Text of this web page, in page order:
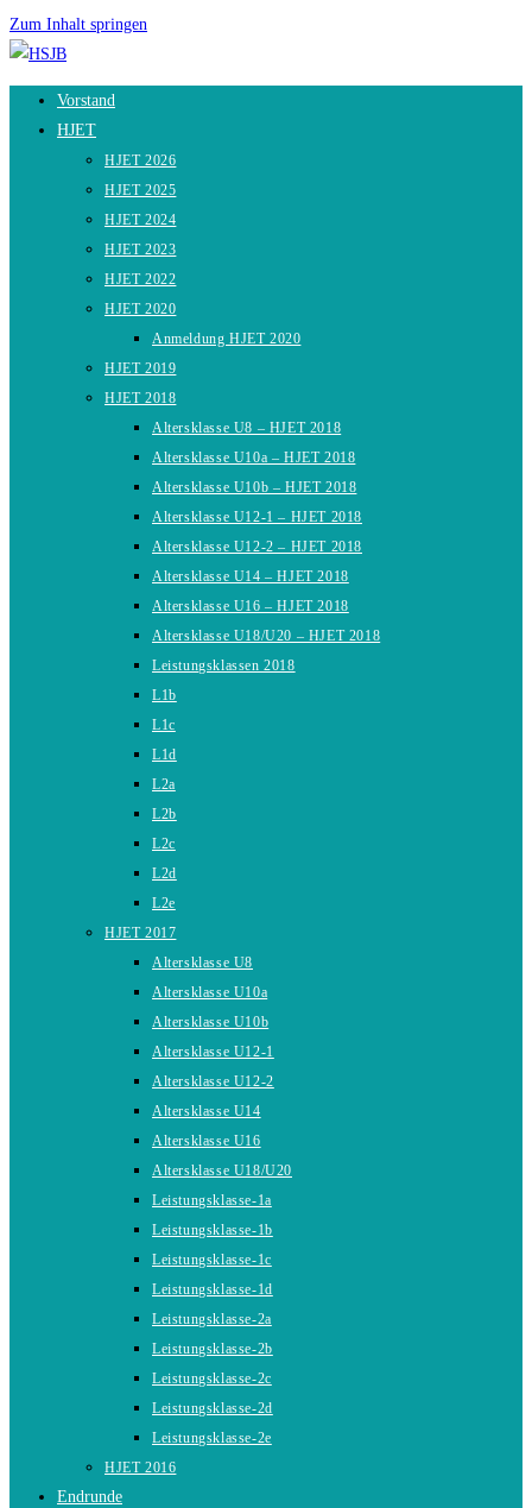
Zum Inhalt springen
Vorstand
HJET
HJET 2026
HJET 2025
HJET 2024
HJET 2023
HJET 2022
HJET 2020
Anmeldung HJET 2020
HJET 2019
HJET 2018
Altersklasse U8 – HJET 2018
Altersklasse U10a – HJET 2018
Altersklasse U10b – HJET 2018
Altersklasse U12-1 – HJET 2018
Altersklasse U12-2 – HJET 2018
Altersklasse U14 – HJET 2018
Altersklasse U16 – HJET 2018
Altersklasse U18/U20 – HJET 2018
Leistungsklassen 2018
L1b
L1c
L1d
L2a
L2b
L2c
L2d
L2e
HJET 2017
Altersklasse U8
Altersklasse U10a
Altersklasse U10b
Altersklasse U12-1
Altersklasse U12-2
Altersklasse U14
Altersklasse U16
Altersklasse U18/U20
Leistungsklasse-1a
Leistungsklasse-1b
Leistungsklasse-1c
Leistungsklasse-1d
Leistungsklasse-2a
Leistungsklasse-2b
Leistungsklasse-2c
Leistungsklasse-2d
Leistungsklasse-2e
HJET 2016
Endrunde